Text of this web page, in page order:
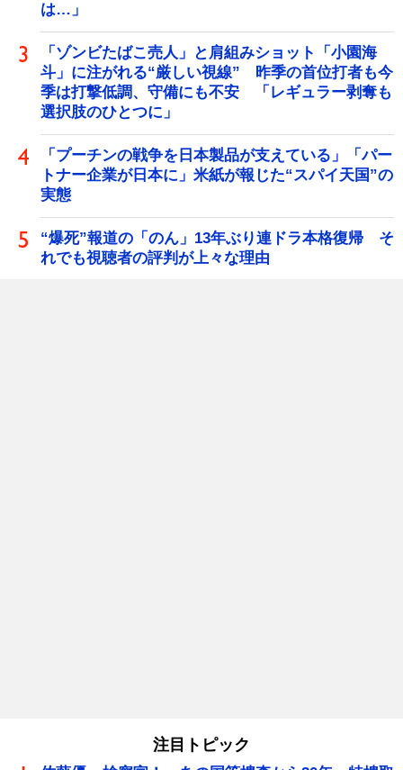
は…」
「ゾンビたばこ売人」と肩組みショット「小園海
斗」に注がれる“厳しい視線” 昨季の首位打者も今
季は打撃低調、守備にも不安 「レギュラー剥奪も
選択肢のひとつに」
「プーチンの戦争を日本製品が支えている」「パー
トナー企業が日本に」米紙が報じた“スパイ天国”の
実態
“爆死”報道の「のん」13年ぶり連ドラ本格復帰 そ
れでも視聴者の評判が上々な理由
注目トピック